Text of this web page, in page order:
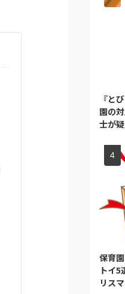
『と
園の
士が
保育
トイ5
リス